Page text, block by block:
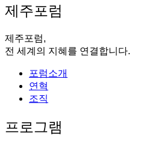
제주포럼
제주포럼,
전 세계의 지혜를 연결합니다.
포럼소개
연혁
조직
프로그램